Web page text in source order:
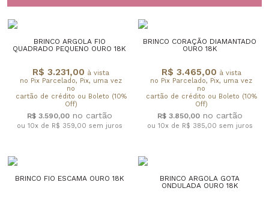
BRINCO ARGOLA FIO
QUADRADO PEQUENO OURO 18K
R$ 3.231,00 à vista
no Pix Parcelado, Pix, uma vez
no
cartão de crédito ou Boleto (10%
Off)
R$ 3.590,00
ou 10x de R$ 359,00 sem juros
BRINCO CORAÇÃO DIAMANTADO
OURO 18K
R$ 3.465,00 à vista
no Pix Parcelado, Pix, uma vez
no
cartão de crédito ou Boleto (10%
Off)
R$ 3.850,00
ou 10x de R$ 385,00 sem juros
BRINCO FIO ESCAMA OURO 18K
BRINCO ARGOLA GOTA
ONDULADA OURO 18K